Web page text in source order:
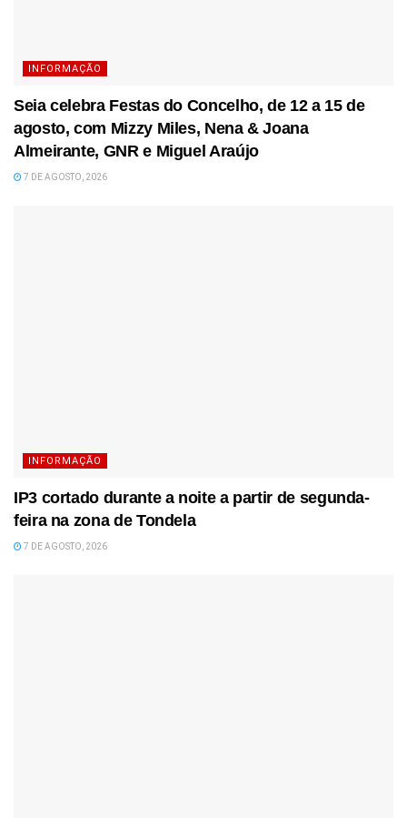
INFORMAÇÃO
Seia celebra Festas do Concelho, de 12 a 15 de
agosto, com Mizzy Miles, Nena & Joana
Almeirante, GNR e Miguel Araújo
7 DE AGOSTO, 2026
INFORMAÇÃO
IP3 cortado durante a noite a partir de segunda-
feira na zona de Tondela
7 DE AGOSTO, 2026